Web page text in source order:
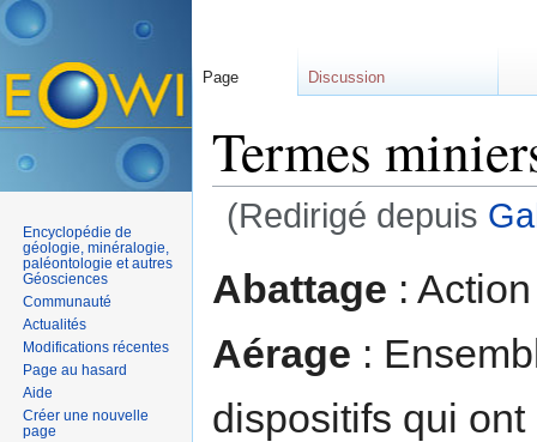
Termes
(Redirigé depuis
Abattage :
Aérage :
dispositifs qui
Page Discussion
Encyclopédie de
géologie, minéralogie,
paléontologie et autres
Géosciences
Communauté
Actualités
Modifications récentes
Page au hasard
Aide
Créer une nouvelle
page